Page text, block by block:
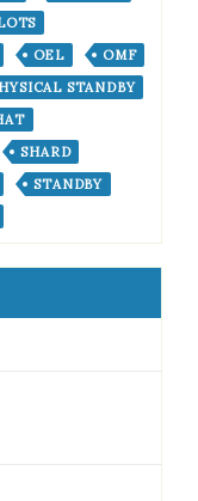
OEL
OMF
STANDBY
SHARD
STANDBY